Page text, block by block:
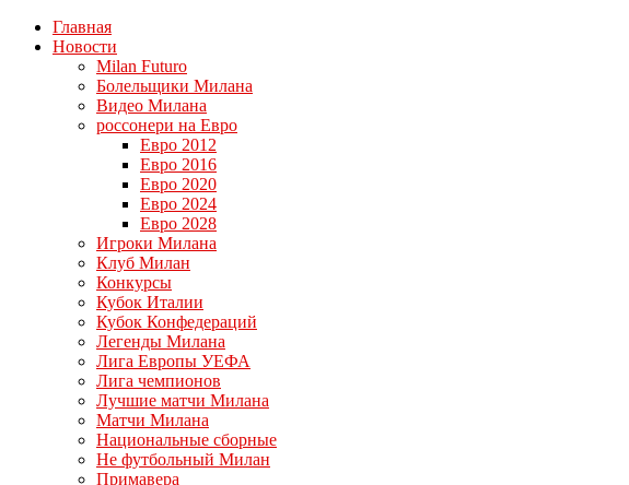
Главная
Новости
Milan Futuro
Болельщики Милана
Видео Милана
россонери на Евро
Евро 2012
Евро 2016
Евро 2020
Евро 2024
Евро 2028
Игроки Милана
Клуб Милан
Конкурсы
Кубок Италии
Кубок Конфедераций
Легенды Милана
Лига Европы УЕФА
Лига чемпионов
Лучшие матчи Милана
Матчи Милана
Национальные сборные
Не футбольный Милан
Примавера